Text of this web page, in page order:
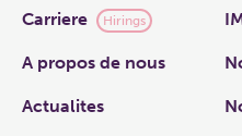
Carriere Hirings
A propos de nous
Actualites